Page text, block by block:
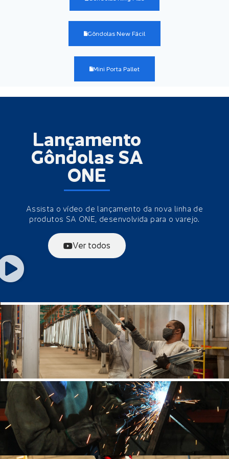
Gôndolas New Fácil
Mini Porta Pallet
Lançamento
Gôndolas SA
ONE
Assista o vídeo de lançamento da nova linha de
produtos SA ONE, desenvolvida para o varejo.
Ver todos